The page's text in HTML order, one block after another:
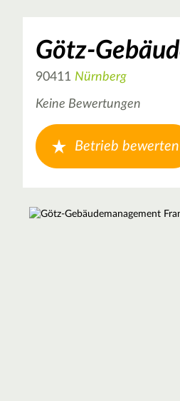
Götz-
90411 Nürnberg
Keine Bewertungen
Betrieb bewerten